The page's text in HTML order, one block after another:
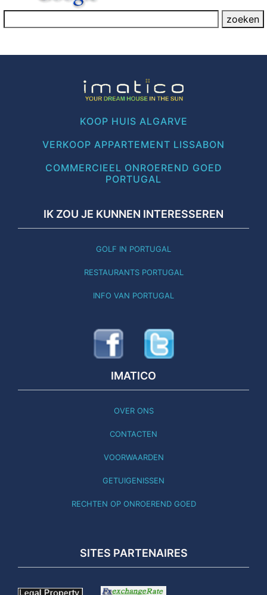
KOOP HUIS ALGARVE
VERKOOP APPARTEMENT LISSABON
COMMERCIEEL ONROEREND GOED
PORTUGAL
IK ZOU JE KUNNEN INTERESSEREN
GOLF IN PORTUGAL
RESTAURANTS PORTUGAL
INFO VAN PORTUGAL
IMATICO
OVER ONS
CONTACTEN
VOORWAARDEN
GETUIGENISSEN
RECHTEN OP ONROEREND GOED
SITES PARTENAIRES